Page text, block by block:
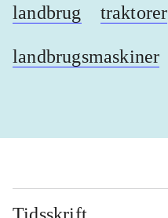
landbrug traktorer
landbrugsmaskiner